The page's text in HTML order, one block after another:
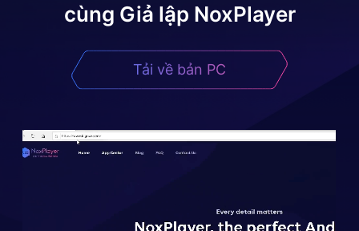
cùng Giả lập NoxPlayer
Tải về bản PC